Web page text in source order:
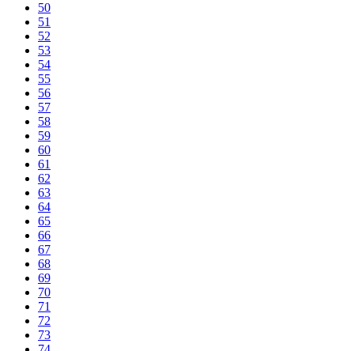
50
51
52
53
54
55
56
57
58
59
60
61
62
63
64
65
66
67
68
69
70
71
72
73